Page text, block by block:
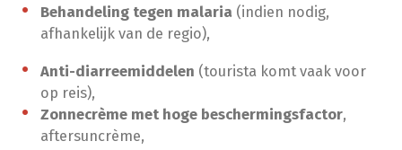
Behandeling tegen malaria (indien nodig,
afhankelijk van de regio),
Anti-diarreemiddelen (tourista komt vaak voor
op reis),
Zonnecrème met hoge beschermingsfactor,
aftersuncrème,